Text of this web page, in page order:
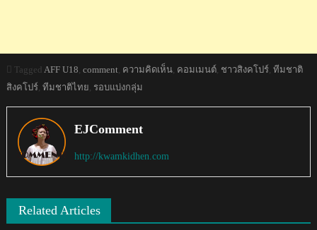
Tagged AFF U18, comment, ความคิดเห็น, คอมเมนต์, ชาวสิงคโปร์, ทีมชาติ
สิงคโปร์, ทีมชาติไทย, รอบแบ่งกลุ่ม
EJComment
http://kwamkidhen.com
Related Articles